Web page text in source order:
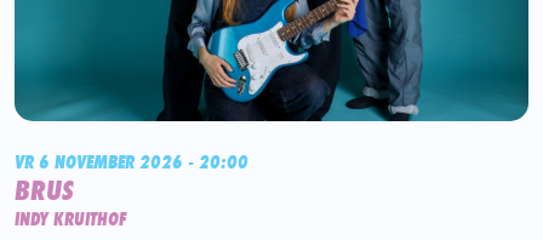
VR 6 NOVEMBER 2026 - 20:00
BRUS
INDY KRUITHOF